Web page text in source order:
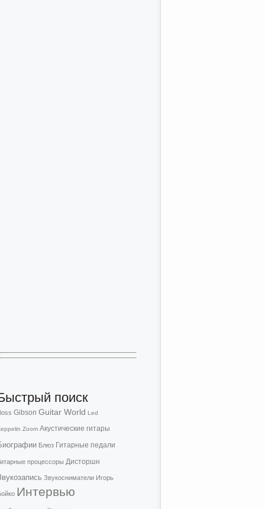
поиск
Gibson Guitar World Led
Zoom Акустические гитары
Блюз Гитарные педали
процессоры Дисторшн
Звукосниматели Игорь
Интервью